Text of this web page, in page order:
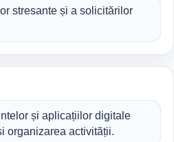
stresante și a solicitărilor
și aplicațiilor digitale
organizarea activității.